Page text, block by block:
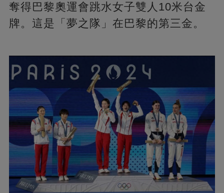
奪得巴黎奧運會跳水女子雙人10米台金
牌。這是「夢之隊」在巴黎的第三金。